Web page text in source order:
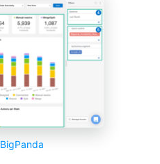
BigPanda